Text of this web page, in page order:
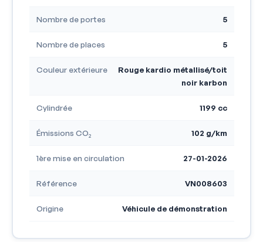
Nombre de portes 5
Nombre de places 5
Couleur extérieure
Rouge kardio métallisé/toit
noir karbon
Cylindrée 1199 cc
Émissions CO₂ 102 g/km
1ère mise en circulation 27-01-2026
Référence VN008603
Origine Véhicule de démonstration